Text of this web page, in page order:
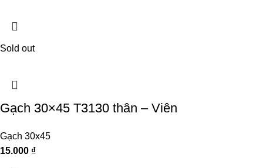
Sold out
Gạch 30×45 T3130 thân – Viên
Gạch 30x45
15.000 ₫